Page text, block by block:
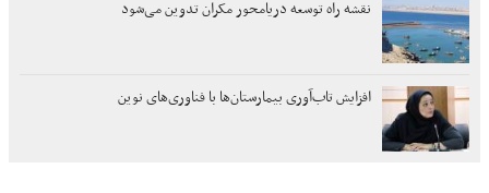
نقشه راه توسعه دریامحور مکران تدوین می‌شود
افزایش تاب‌آوری بیمارستان‌ها با فناوری‌های نوین